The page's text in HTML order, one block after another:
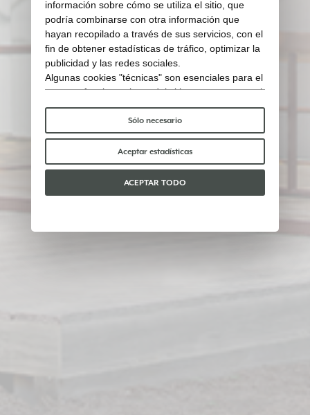
información sobre cómo se utiliza el sitio, que
podría combinarse con otra información que
hayan recopilado a través de sus servicios, con el
fin de obtener estadísticas de tráfico, optimizar la
publicidad y las redes sociales.
Algunas cookies "técnicas" son esenciales para el
correcto funcionamiento del sitio y no procesan ni
comparten ningún dato personal con terceros.
Para saber más puedes consultar nuestra
de cookies.
Por favor, elige qué cookies aceptar:
Sólo necesario
Aceptar estadísticas
ACEPTAR TODO